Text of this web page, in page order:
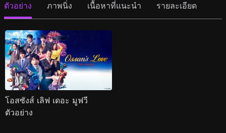
ตัวอย่าง ภาพนิ่ง เนื้อหาที่แนะนำ รายละเอียด
โอสซังส์ เลิฟ เดอะ มูฟวี
ตัวอย่าง